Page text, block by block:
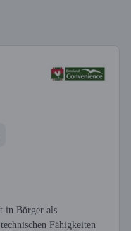
in Börger als
Fähigkeiten